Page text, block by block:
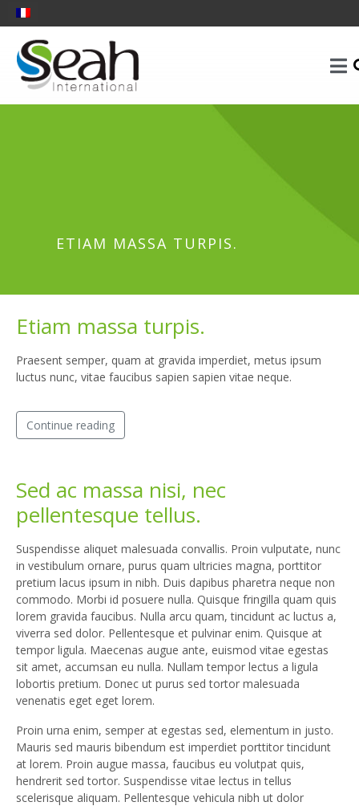
ETIAM MASSA TURPIS.
Etiam massa turpis.
Praesent semper, quam at gravida imperdiet, metus ipsum
luctus nunc, vitae faucibus sapien sapien vitae neque.
Continue reading
Sed ac massa nisi, nec
pellentesque tellus.
Suspendisse aliquet malesuada convallis. Proin vulputate, nunc
in vestibulum ornare, purus quam ultricies magna, porttitor
pretium lacus ipsum in nibh. Duis dapibus pharetra neque non
commodo. Morbi id posuere nulla. Quisque fringilla quam quis
lorem gravida faucibus. Nulla arcu quam, tincidunt ac luctus a,
viverra sed dolor. Pellentesque et pulvinar enim. Quisque at
tempor ligula. Maecenas augue ante, euismod vitae egestas
sit amet, accumsan eu nulla. Nullam tempor lectus a ligula
lobortis pretium. Donec ut purus sed tortor malesuada
venenatis eget eget lorem.
Proin urna enim, semper at egestas sed, elementum in justo.
Mauris sed mauris bibendum est imperdiet porttitor tincidunt
at lorem. Proin augue massa, faucibus eu volutpat quis,
hendrerit sed tortor. Suspendisse vitae lectus in tellus
scelerisque aliquam. Pellentesque vehicula nibh ut dolor